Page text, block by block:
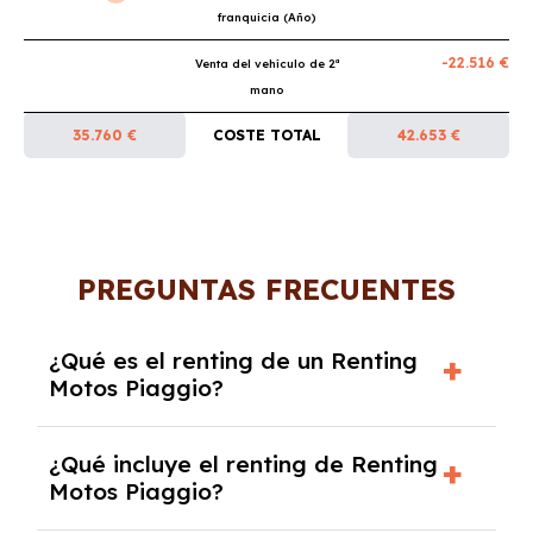
franquicia (Año)
Venta del vehículo de 2ª
mano
-22.516 €
35.760 € COSTE TOTAL 42.653 €
PREGUNTAS FRECUENTES
¿Qué es el renting de un Renting
Motos Piaggio?
contrato de alquiler a largo plazo en el que
pagas una cuota mensual fija por el uso del
coche durante un periodo determinado,
¿Qué incluye el renting de Renting
Motos Piaggio?